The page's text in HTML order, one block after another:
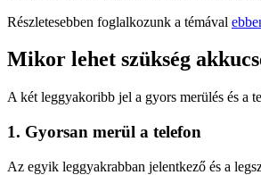
Részletesebben foglalkozunk a témával
Mikor lehet szükség
A két leggyakoribb jel a gyors merülés és a
1. Gyorsan merül a telefon
Az egyik leggyakrabban jelentkező és a